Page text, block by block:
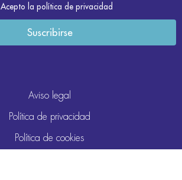
Acepto la política de privacidad
Aviso legal
Política de privacidad
Política de cookies